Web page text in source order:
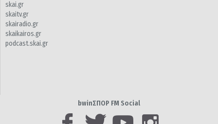
skai.gr
skaitv.gr
skairadio.gr
skaikairos.gr
podcast.skai.gr
bwinΣΠΟΡ FM Social